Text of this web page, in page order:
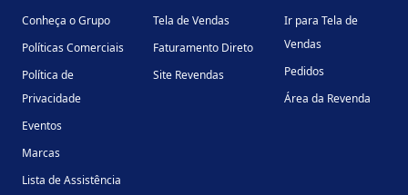
Conheça o Grupo
Políticas Comerciais
Política de
Privacidade
Eventos
Marcas
Lista de Assistência
Tela de Vendas
Faturamento Direto
Site Revendas
Ir para Tela de
Vendas
Pedidos
Área da Revenda